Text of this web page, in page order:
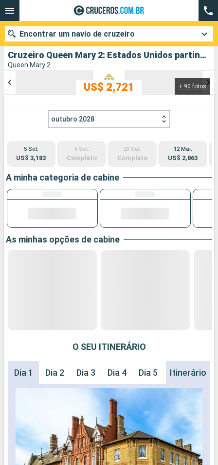
Cruzeiro Queen Mary 2: Estados Unidos partindo de Southampton
Queen Mary 2
+ 90 fotos
US$ 2,721
outubro 2028
5 Set.
US$ 3,183
6 Set.
Completo
23 Out.
Completo
12 Mai.
US$ 2,863
A minha categoria de cabine
As minhas opções de cabine
O SEU ITINERÁRIO
Dia 1 Dia 2 Dia 3 Dia 4 Dia 5 Dia 6 Dia
Itinerário
Encontrar um navio de cruzeiro
Data de partida
Pesquisar